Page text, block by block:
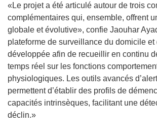
u
n
e
n
o
u
v
e
l
u
n
e
n
o
u
v
e
l
«Le projet a été articulé autour de trois
complémentaires qui, ensemble, offrent
globale et évolutive», confie Jaouhar
plateforme de surveillance du domicile et
développée afin de recueillir en continu
temps réel sur les fonctions
physiologiques. Les outils avancés
permettent d’établir des profils de
capacités intrinsèques, facilitant une
déclin.»